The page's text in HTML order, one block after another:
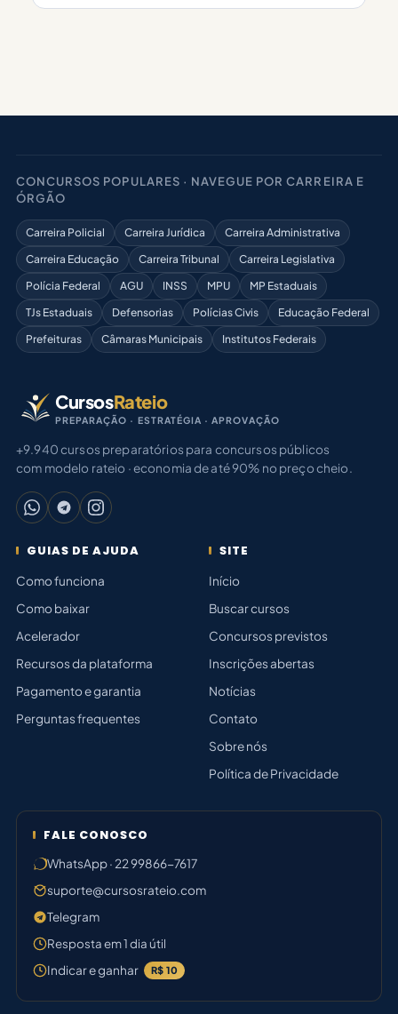
CONCURSOS POPULARES · NAVEGUE POR CARREIRA E
ÓRGÃO
Carreira Policial Carreira Jurídica
Carreira Administrativa
Carreira Educação
Carreira Tribunal
Carreira Legislativa
Polícia Federal
AGU INSS MPU
MP Estaduais
TJs Estaduais
Defensorias Polícias Civis
Educação Federal
Prefeituras
Câmaras Municipais Institutos Federais
CursosRateio
PREPARAÇÃO · ESTRATÉGIA · APROVAÇÃO
+9.940 cursos preparatórios para concursos públicos
com modelo rateio · economia de até 90% no preço cheio.
GUIAS DE AJUDA
Como funciona
Como baixar
Acelerador
Recursos da plataforma
Pagamento e garantia
Perguntas frequentes
SITE
Início
Buscar cursos
Concursos previstos
Inscrições abertas
Notícias
Contato
Sobre nós
Política de Privacidade
FALE CONOSCO
WhatsApp · 22 99866-7617
suporte@cursosrateio.com
Telegram
Resposta em 1 dia útil
Indicar e ganhar
R$ 10